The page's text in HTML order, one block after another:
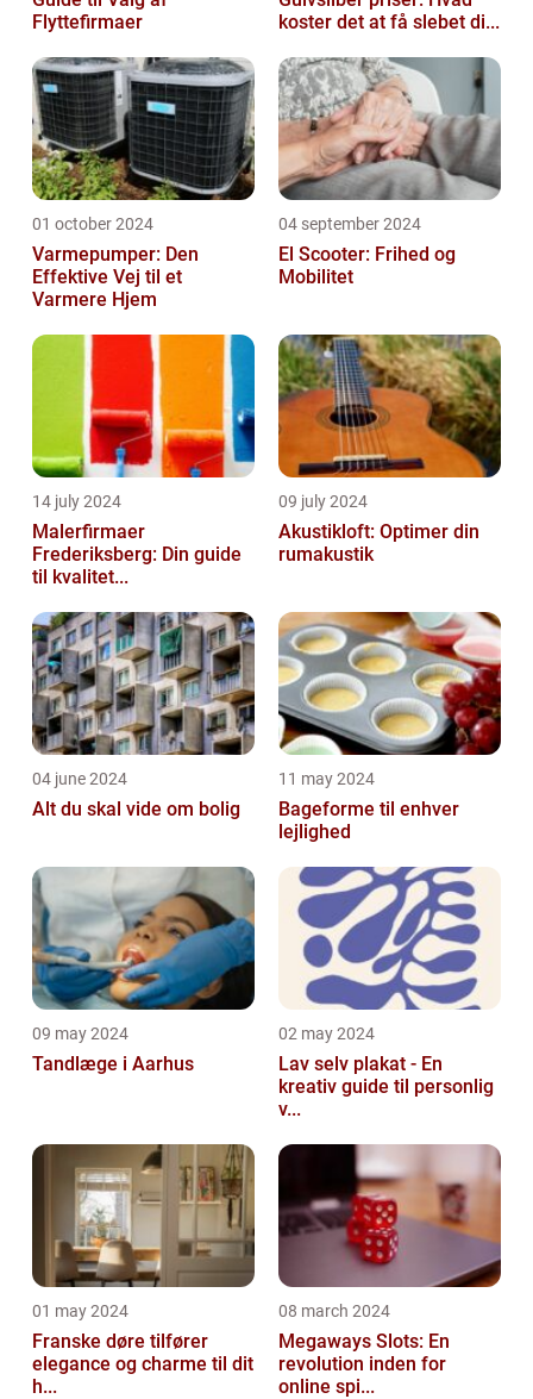
Flyttefirmaer
koster det at få slebet di...
01 october 2024
Varmepumper: Den
Effektive Vej til et
Varmere Hjem
04 september 2024
El Scooter: Frihed og
Mobilitet
14 july 2024
Malerfirmaer
Frederiksberg: Din guide
til kvalitet...
09 july 2024
Akustikloft: Optimer din
rumakustik
04 june 2024
Alt du skal vide om bolig
11 may 2024
Bageforme til enhver
lejlighed
09 may 2024
Tandlæge i Aarhus
02 may 2024
Lav selv plakat - En
kreativ guide til personlig
v...
01 may 2024
Franske døre tilfører
elegance og charme til dit
h...
08 march 2024
Megaways Slots: En
revolution inden for
online spi...